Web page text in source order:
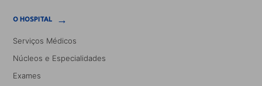
O HOSPITAL →
Serviços Médicos
Núcleos e Especialidades
Exames